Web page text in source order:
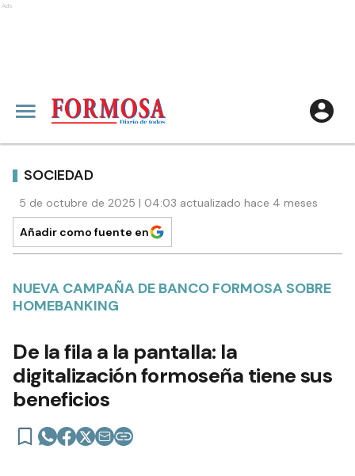
Ads
SOCIEDAD
5 de octubre de 2025 | 04:03 actualizado hace 4 meses
Añadir como fuente en
NUEVA CAMPAÑA DE BANCO FORMOSA SOBRE
HOMEBANKING
De la fila a la pantalla: la
digitalización formoseña tiene sus
beneficios